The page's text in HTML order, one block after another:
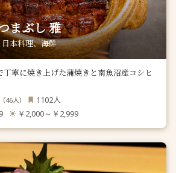
まぶし 雅
本料理、海鮮
寧に焼き上げた蒲焼きと南魚沼産コシヒ
（46人） 1102人
￥2,000～￥2,999